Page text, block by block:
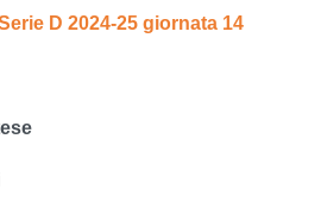
D 2024-25 giornata 14